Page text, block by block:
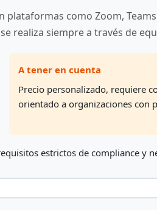
plataformas como Zoom,
realiza siempre a través de
A tener en cuenta
Precio personalizado, requiere
orientado a organizaciones con
estrictos de compliance y